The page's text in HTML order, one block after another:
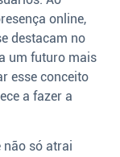
online,
destacam no
um futuro mais
esse conceito
a fazer a
não só atrai